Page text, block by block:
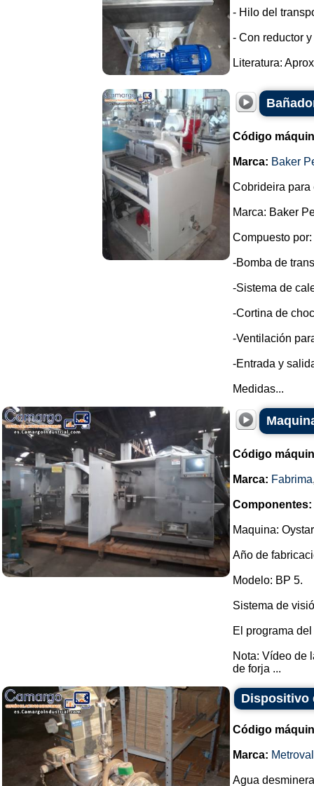
- Hilo del
- Con reductor y
Literatura:
Código
Marca: Baker
Cobrideira para
Marca: Baker
Compuesto por:
-Bomba de
-Sistema de
-Cortina de
-Ventilación
-Entrada y
Medidas...
Código
Marca: Fabrima
Componentes:
Maquina:
Año de
Modelo: BP 5.
Sistema de
El programa
Nota: Vídeo de
de forja ...
Dispositivo
Código
Marca: Metroval
Agua